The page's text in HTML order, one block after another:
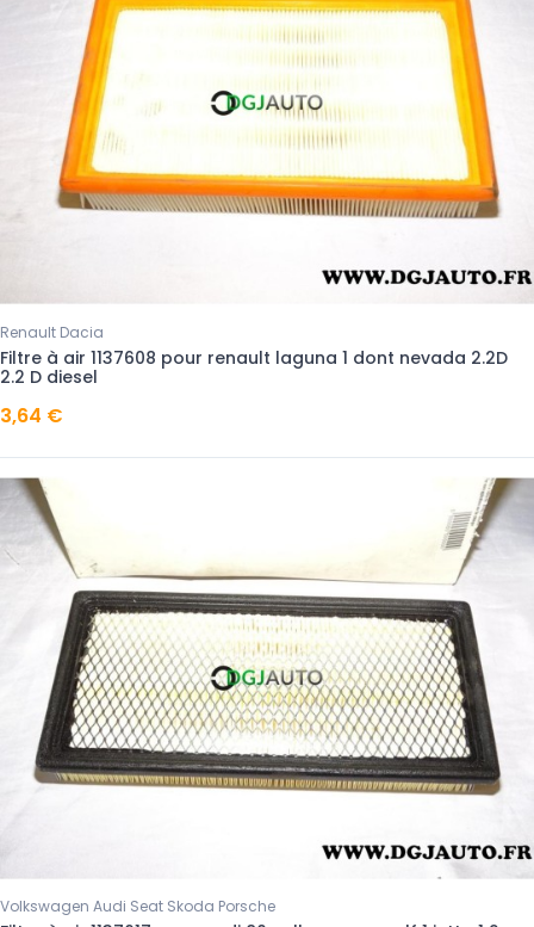
Renault Dacia
Filtre à air 1137608 pour renault laguna 1 dont nevada 2.2D
2.2 D diesel
3,64 €
Volkswagen Audi Seat Skoda Porsche